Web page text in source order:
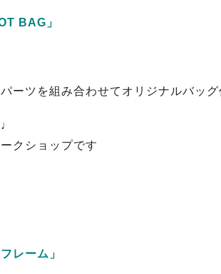
BAG」
ーツを組み合わせてオリジナルバッグ
クショップです
レーム」